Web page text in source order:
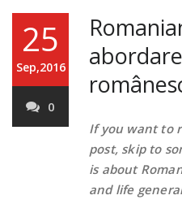
25
Sep,2016
0
If you want to
post, skip to
is about
and life